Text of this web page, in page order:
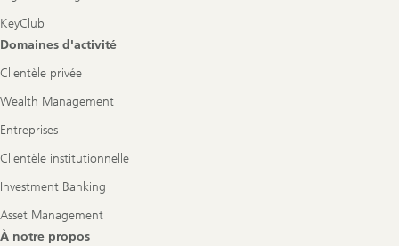
KeyClub
Domaines d'activité
Clientèle privée
Wealth Management
Entreprises
Clientèle institutionnelle
Investment Banking
Asset Management
À notre propos